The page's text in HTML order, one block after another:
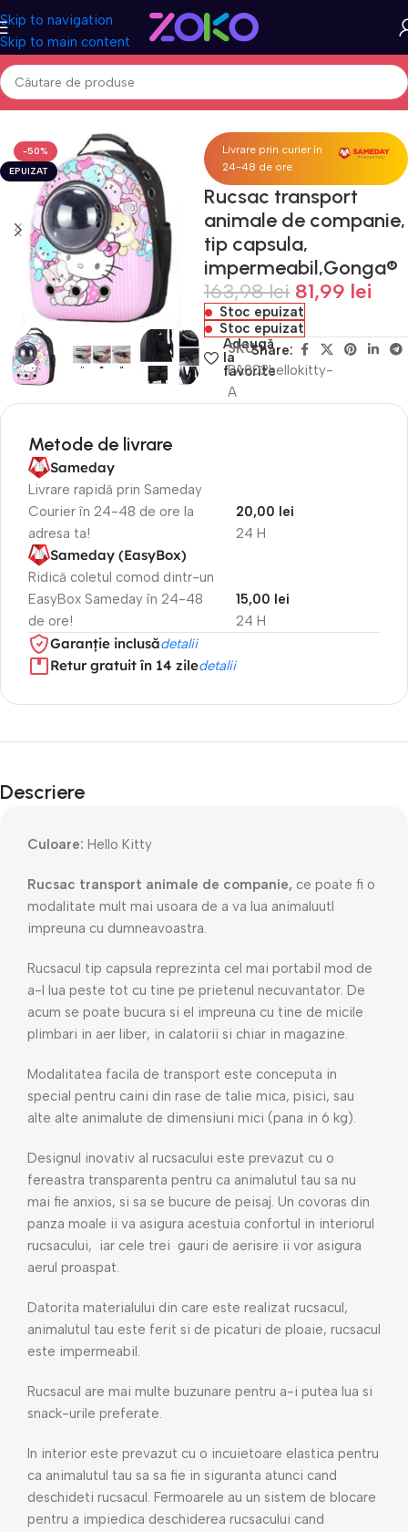
Skip to navigation
Skip to main content
Prima pagină Acasa Petshop Genti si articole de transport
-50%
EPUIZAT
Livrare prin curier în
24-48 de ore
Rucsac transport
animale de companie,
tip capsula,
impermeabil,Gonga®
163,98lei 81,99 lei
Stoc epuizat
Stoc epuizat
Adaugă
la
favorite
SKU
PA002hellokitty-
A
Share:
Metode de livrare
Sameday
Livrare rapidă prin Sameday
Courier în 24-48 de ore la
adresa ta!
24 H
20,00 lei
Sameday (EasyBox)
Ridică coletul comod dintr-un
EasyBox Sameday în 24-48
de ore!
24 H
15,00 lei
Garanție inclusădetalii
Retur gratuit în 14 ziledetalii
Descriere
Culoare: Hello Kitty
Rucsac transport animale de companie, ce poate fi o
modalitate mult mai usoara de a va lua animaluutl
impreuna cu dumneavoastra.
Rucsacul tip capsula reprezinta cel mai portabil mod de
a-l lua peste tot cu tine pe prietenul necuvantator. De
acum se poate bucura si el impreuna cu tine de micile
plimbari in aer liber, in calatorii si chiar in magazine.
Modalitatea facila de transport este conceputa in
special pentru caini din rase de talie mica, pisici, sau
alte alte animalute de dimensiuni mici (pana in 6 kg).
Designul inovativ al rucsacului este prevazut cu o
fereastra transparenta pentru ca animalutul tau sa nu
mai fie anxios, si sa se bucure de peisaj. Un covoras din
panza moale ii va asigura acestuia confortul in interiorul
rucsacului, iar cele trei gauri de aerisire ii vor asigura
aerul proaspat.
Datorita materialului din care este realizat rucsacul,
animalutul tau este ferit si de picaturi de ploaie, rucsacul
este impermeabil.
Rucsacul are mai multe buzunare pentru a-i putea lua si
snack-urile preferate.
In interior este prevazut cu o incuietoare elastica pentru
ca animalutul tau sa sa fie in siguranta atunci cand
deschideti rucsacul. Fermoarele au un sistem de blocare
pentru a impiedica deschiderea rucsacului cand